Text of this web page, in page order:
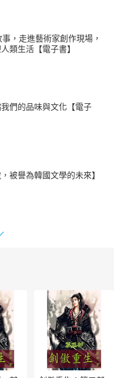
，走進藝術家創作現場，
類生活【電子書】
們的品味與文化【電子
被譽為韓國文學的未來】